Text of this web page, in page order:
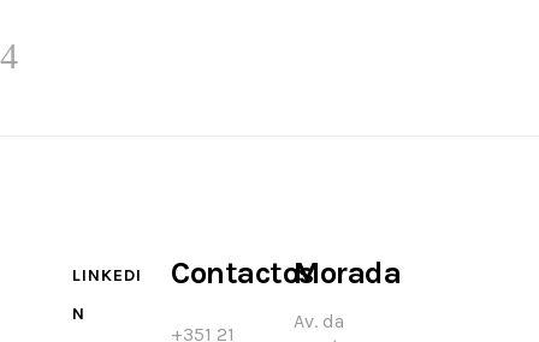
LINKEDI
N
Contactos
+351 21
Morada
Av. da